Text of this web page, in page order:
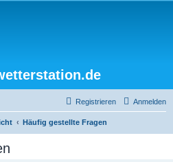
Anmelden
Registrieren
Häufig gestellte Fragen